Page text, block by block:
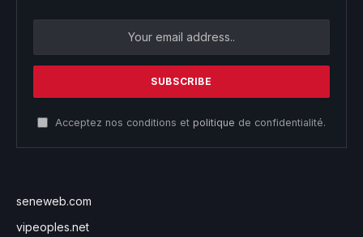
Acceptez nos conditions et politique de confidentialité.
seneweb.com
vipeoples.net